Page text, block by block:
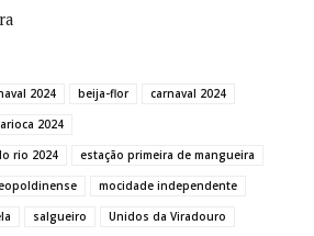
2024 beija-flor
carnaval 2024
2024
rio 2024
estação primeira de mangueira
mocidade independente
salgueiro
Unidos da Viradouro